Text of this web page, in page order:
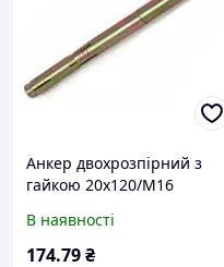
Анкер двохрозпірний з
гайкою 20х120/М16
В наявності
174.79₴